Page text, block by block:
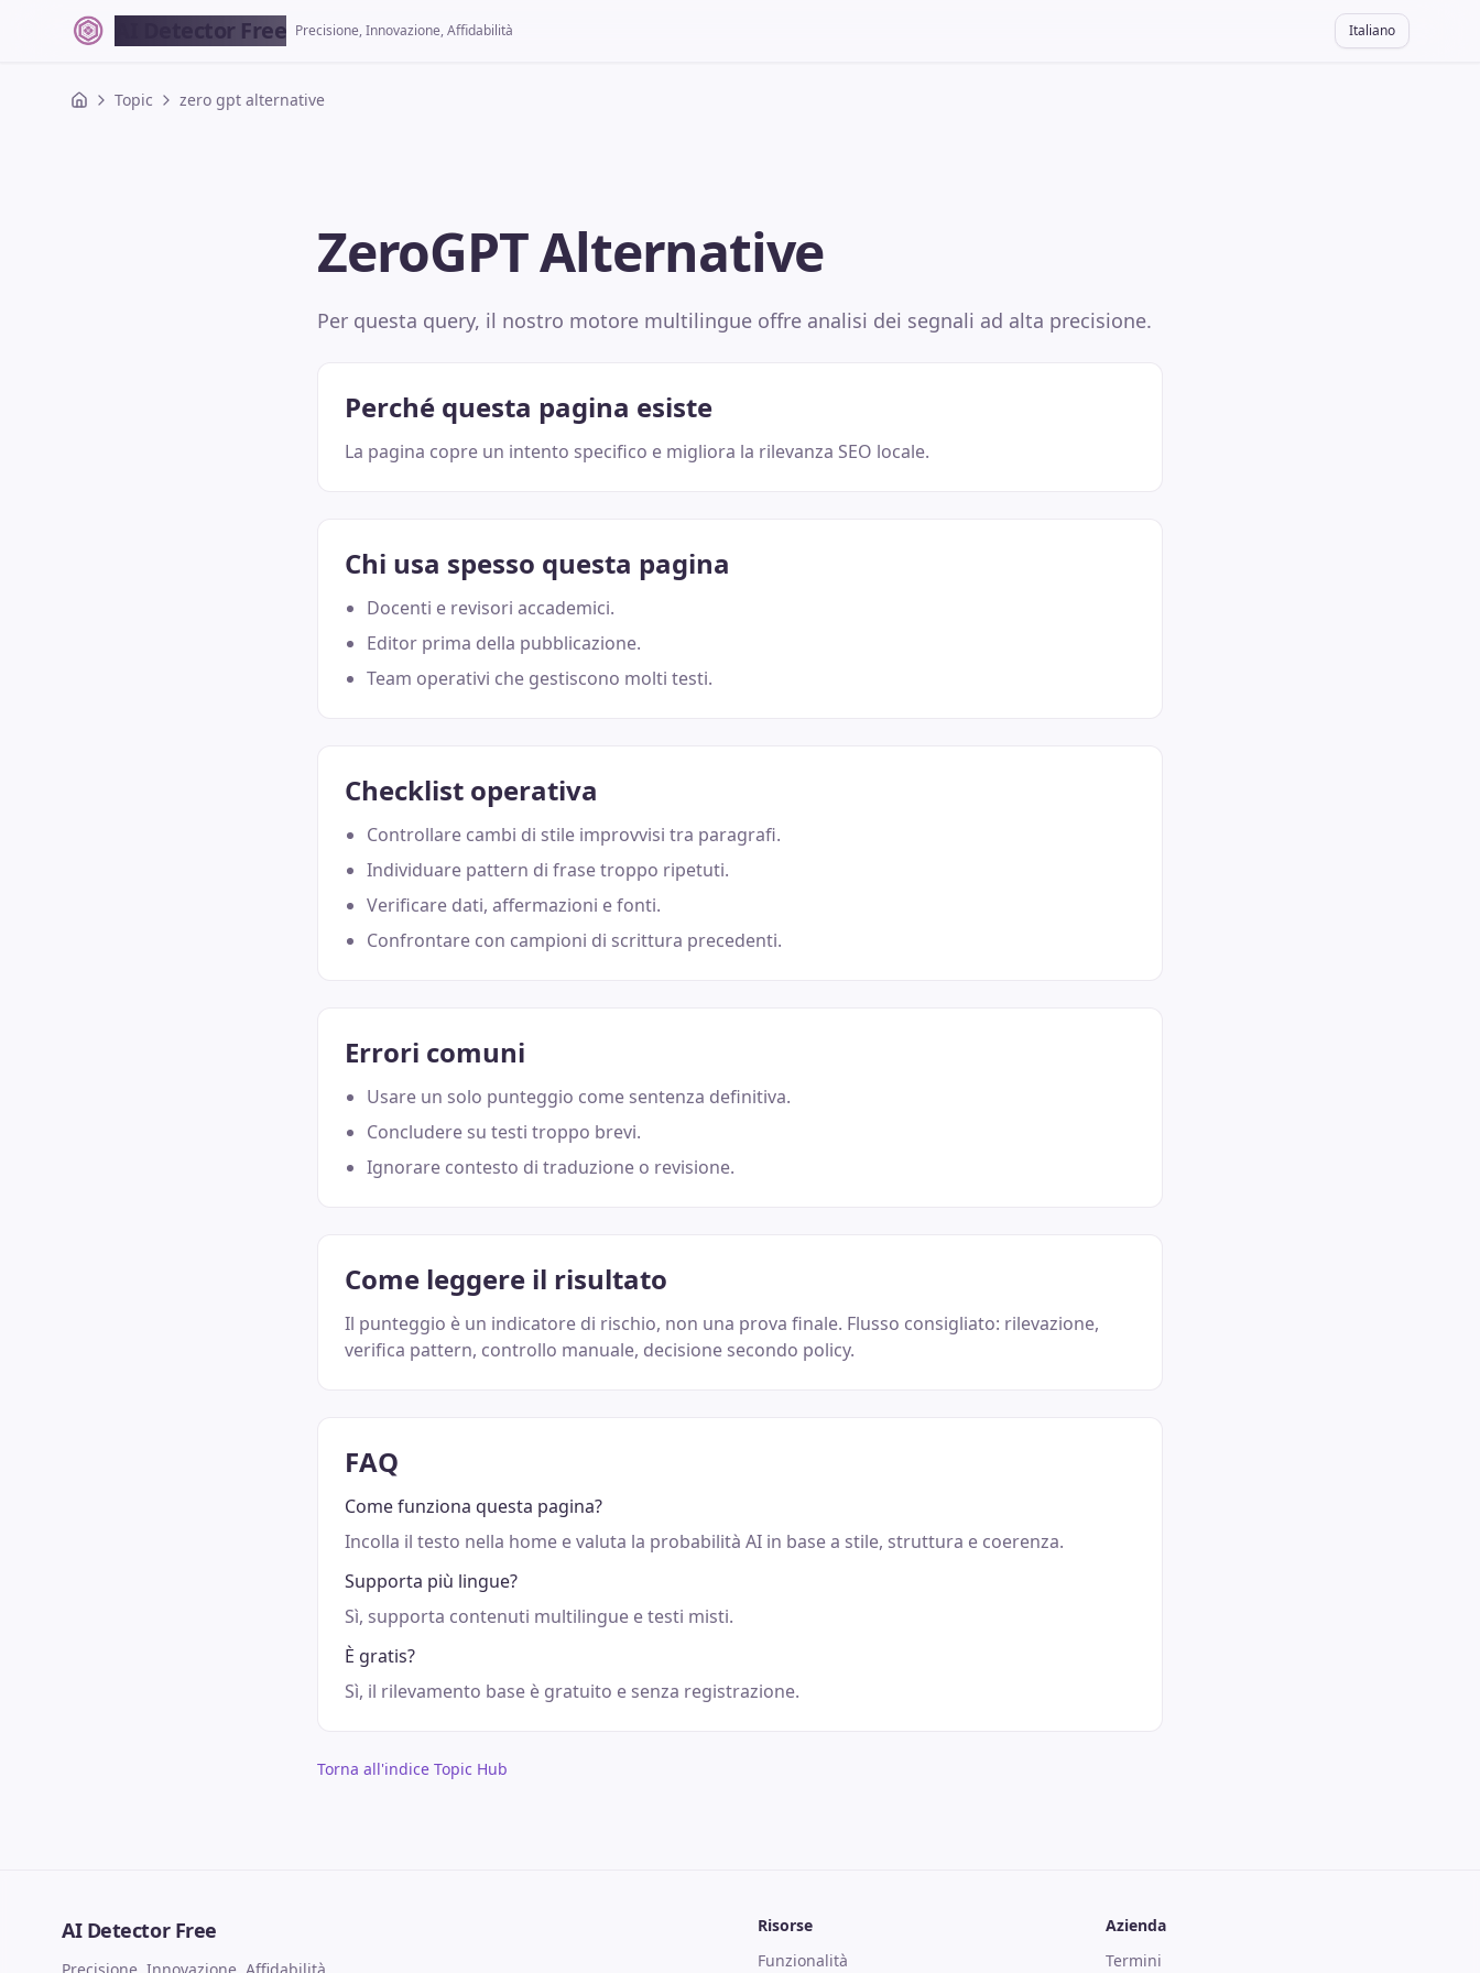
AI Detector Free Precisione, Innovazione, Affidabilità Italiano
Topic zero gpt alternative
ZeroGPT Alternative
Per questa query, il nostro motore multilingue offre analisi dei segnali ad alta precisione.
Perché questa pagina esiste
La pagina copre un intento specifico e migliora la rilevanza SEO locale.
Chi usa spesso questa pagina
Docenti e revisori accademici.
Editor prima della pubblicazione.
Team operativi che gestiscono molti testi.
Checklist operativa
Controllare cambi di stile improvvisi tra paragrafi.
Individuare pattern di frase troppo ripetuti.
Verificare dati, affermazioni e fonti.
Confrontare con campioni di scrittura precedenti.
Errori comuni
Usare un solo punteggio come sentenza definitiva.
Concludere su testi troppo brevi.
Ignorare contesto di traduzione o revisione.
Come leggere il risultato
Il punteggio è un indicatore di rischio, non una prova finale. Flusso consigliato: rilevazione,
verifica pattern, controllo manuale, decisione secondo policy.
FAQ
Come funziona questa pagina?
Incolla il testo nella home e valuta la probabilità AI in base a stile, struttura e coerenza.
Supporta più lingue?
Sì, supporta contenuti multilingue e testi misti.
È gratis?
Sì, il rilevamento base è gratuito e senza registrazione.
Torna all'indice Topic Hub
AI Detector Free
Risorse
Funzionalità
Azienda
Termini